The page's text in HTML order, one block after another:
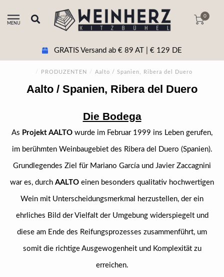
MENU
0
GRATIS Versand ab € 89 AT | € 129 DE
/ PRODUZENTEN / Aalto / Spanien, Ribera del Duero
Aalto / Spanien, Ribera del Duero
Die Bodega
As Projekt AALTO wurde im Februar 1999 ins Leben gerufen,
im berühmten Weinbaugebiet des Ribera del Duero (Spanien).
Grundlegendes Ziel für Mariano García und Javier Zaccagnini
war es, durch AALTO einen besonders qualitativ hochwertigen
Wein mit Unterscheidungsmerkmal herzustellen, der ein
ehrliches Bild der Vielfalt der Umgebung widerspiegelt und
diese am Ende des Reifungsprozesses zusammenführt, um
somit die richtige Ausgewogenheit und Komplexität zu
erreichen.